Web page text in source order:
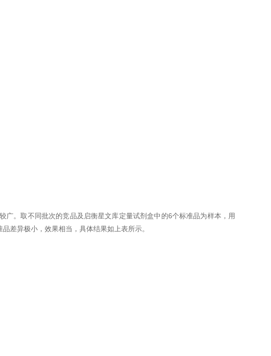
。取不同批次的竞品及启衡星文库定量试剂盒中的6个标准品为样本，用
差异极小，效果相当，具体结果如上表所示。